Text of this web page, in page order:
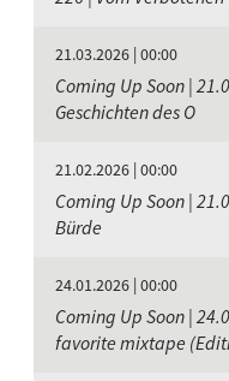
21.03.2026 | 00:00
Coming Up Soon |
Geschichten des O
21.02.2026 | 00:00
Coming Up Soon |
Bürde
24.01.2026 | 00:00
Coming Up Soon |
favorite mixtape